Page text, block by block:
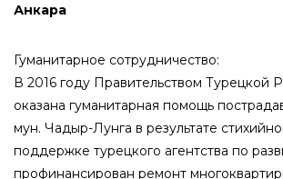
Анкара
Гуманитарное сотрудничество:
В 2016 году Правительством Турецкой
оказана гуманитарная помощь
мун. Чадыр-Лунга в результате
поддержке турецкого агентства по
профинансирован ремонт